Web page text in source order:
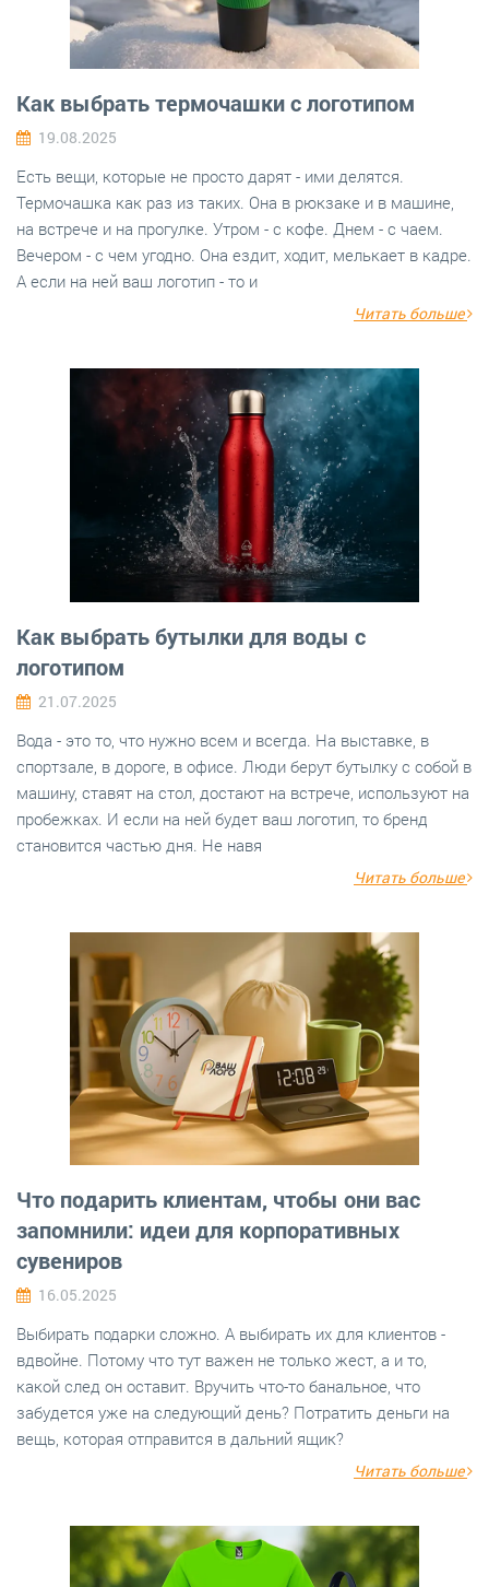
Как выбрать термочашки с логотипом
19.08.2025
Есть вещи, которые не просто дарят - ими делятся.
Термочашка как раз из таких. Она в рюкзаке и в машине,
на встрече и на прогулке. Утром - с кофе. Днем - с чаем.
Вечером - с чем угодно. Она ездит, ходит, мелькает в кадре.
А если на ней ваш логотип - то и
Читать больше
Как выбрать бутылки для воды с
логотипом
21.07.2025
Вода - это то, что нужно всем и всегда. На выставке, в
спортзале, в дороге, в офисе. Люди берут бутылку с собой в
машину, ставят на стол, достают на встрече, используют на
пробежках. И если на ней будет ваш логотип, то бренд
становится частью дня. Не навя
Читать больше
Что подарить клиентам, чтобы они вас
запомнили: идеи для корпоративных
сувениров
16.05.2025
Выбирать подарки сложно. А выбирать их для клиентов -
вдвойне. Потому что тут важен не только жест, а и то,
какой след он оставит. Вручить что-то банальное, что
забудется уже на следующий день? Потратить деньги на
вещь, которая отправится в дальний ящик?
Читать больше